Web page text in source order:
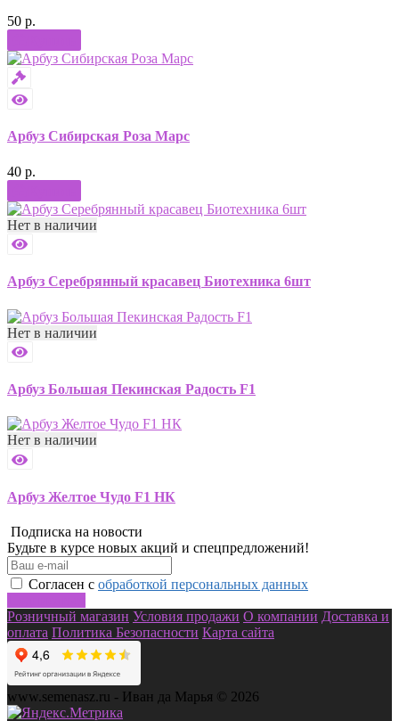
50 р.
Арбуз Сибирская Роза Марс
40 р.
Нет в наличии
Арбуз Серебрянный красавец Биотехника 6шт
Нет в наличии
Арбуз Большая Пекинская Радость F1
Нет в наличии
Арбуз Желтое Чудо F1 НК
Подписка на новости
Будьте в курсе новых акций и спецпредложений!
Согласен с обработкой персональных данных
Розничный магазин Условия продажи О компании Доставка и
оплата Политика Безопасности Карта сайта
www.semenasz.ru - Иван да Марья © 2026